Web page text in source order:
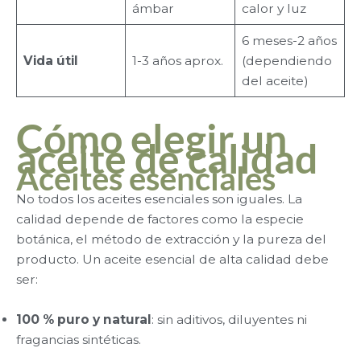
ámbar
calor y luz
Vida útil 1-3 años aprox.
6 meses-2 años
(dependiendo
del aceite)
Cómo elegir un
aceite de calidad
Aceites esenciales
No todos los aceites esenciales son iguales. La
calidad depende de factores como la especie
botánica, el método de extracción y la pureza del
producto. Un aceite esencial de alta calidad debe
ser:
100 % puro y natural: sin aditivos, diluyentes ni
fragancias sintéticas.